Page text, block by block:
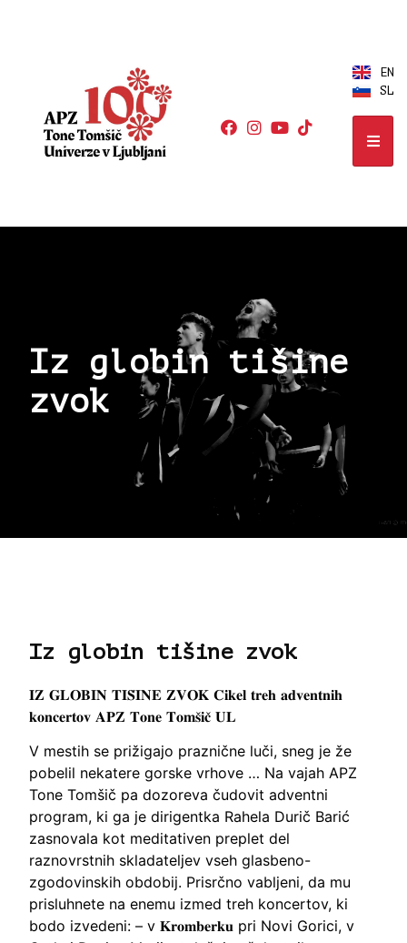
EN
SL
Iz globin tišine
zvok
Iz globin tišine zvok
𝐈𝐙 𝐆𝐋𝐎𝐁𝐈𝐍 𝐓𝐈𝐒̌𝐈𝐍𝐄 𝐙𝐕𝐎𝐊 𝐂𝐢𝐤𝐞𝐥 𝐭𝐫𝐞𝐡 𝐚𝐝𝐯𝐞𝐧𝐭𝐧𝐢𝐡
𝐤𝐨𝐧𝐜𝐞𝐫𝐭𝐨𝐯 𝐀𝐏𝐙 𝐓𝐨𝐧𝐞 𝐓𝐨𝐦𝐬̌𝐢𝐜̌ 𝐔𝐋
V mestih se prižigajo praznične luči, sneg je že
pobelil nekatere gorske vrhove … Na vajah APZ
Tone Tomšič pa dozoreva čudovit adventni
program, ki ga je dirigentka Rahela Durič Barić
zasnovala kot meditativen preplet del
raznovrstnih skladateljev vseh glasbeno-
zgodovinskih obdobij. Prisrčno vabljeni, da mu
prisluhnete na enemu izmed treh koncertov, ki
bodo izvedeni: – v 𝐊𝐫𝐨𝐦𝐛𝐞𝐫𝐤𝐮 pri Novi Gorici, v